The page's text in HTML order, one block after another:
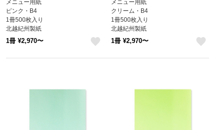
メニュー用紙
ピンク・B4
1冊500枚入り
北越紀州製紙
Newファインカラー
1冊 ¥2,970〜
メニュー用紙
クリーム・B4
1冊500枚入り
北越紀州製紙
Newファインカラー
1冊 ¥2,970〜